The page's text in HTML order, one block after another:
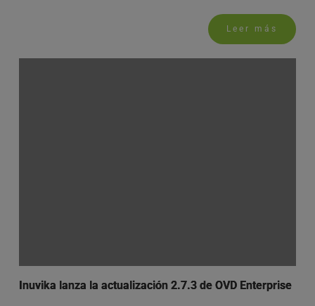
Leer más
Inuvika lanza la actualización 2.7.3 de OVD Enterprise